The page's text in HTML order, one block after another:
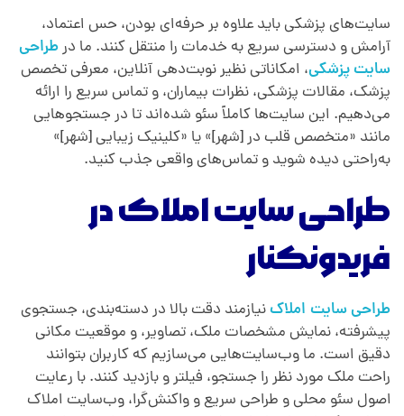
سایت‌های پزشکی باید علاوه بر حرفه‌ای بودن، حس اعتماد،
آرامش و دسترسی سریع به خدمات را منتقل کنند. ما درطراحی
سایت پزشکی، امکاناتی نظیر نوبت‌دهی آنلاین، معرفی تخصص
پزشک، مقالات پزشکی، نظرات بیماران، و تماس سریع را ارائه
می‌دهیم. این سایت‌ها کاملاً سئو شده‌اند تا در جستجوهایی
مانند «متخصص قلب در [شهر]» یا «کلینیک زیبایی [شهر]»
به‌راحتی دیده شوید و تماس‌های واقعی جذب کنید.
طراحی سایت املاکدر
فریدونکنار
طراحی سایت املاکنیازمند دقت بالا در دسته‌بندی، جستجوی
پیشرفته، نمایش مشخصات ملک، تصاویر، و موقعیت مکانی
دقیق است. ما وب‌سایت‌هایی می‌سازیم که کاربران بتوانند
راحت ملک مورد نظر را جستجو، فیلتر و بازدید کنند. با رعایت
اصول سئو محلی و طراحی سریع و واکنش‌گرا، وب‌سایت املاک